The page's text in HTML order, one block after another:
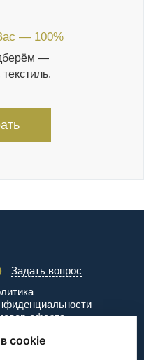
— 100%
—
Задать вопрос
оферта
cookie